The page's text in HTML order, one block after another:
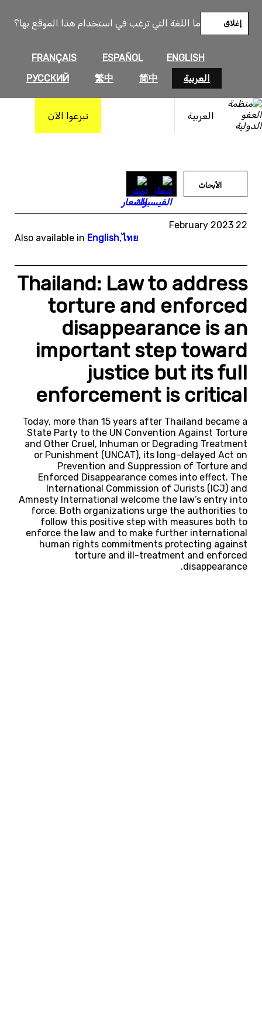
ما اللغة التي ترغب في استخدام هذا الموقع بها؟
ENGLISH
ESPAÑOL
FRANÇAIS
العربية
简中
繁中
РУССКИЙ
إغلاق
العربية تبرعوا الآن
المحتوى
الأبحاث
22 February 2023
Also available in English,ไทย
Thailand: Law to address
torture and enforced
disappearance is an
important step toward
justice but its full
enforcement is critical
Today, more than 15 years after Thailand became a
State Party to the UN Convention Against Torture
and Other Cruel, Inhuman or Degrading Treatment
or Punishment (UNCAT), its long-delayed Act on
Prevention and Suppression of Torture and
Enforced Disappearance comes into effect. The
International Commission of Jurists (ICJ) and
Amnesty International welcome the law’s entry into
force. Both organizations urge the authorities to
follow this positive step with measures both to
enforce the law and to make further international
human rights commitments protecting against
torture and ill-treatment and enforced
disappearance.